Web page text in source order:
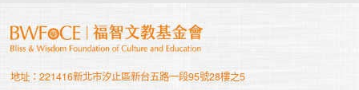
地址：221416新北市汐止區新台五路一段95號28樓之5